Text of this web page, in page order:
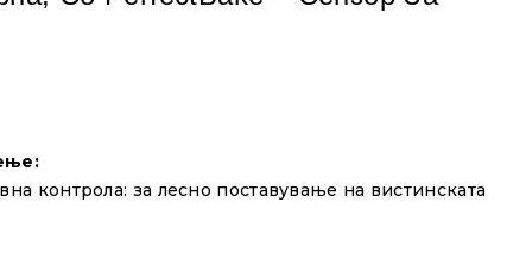
контрола: за лесно поставување на вистинската